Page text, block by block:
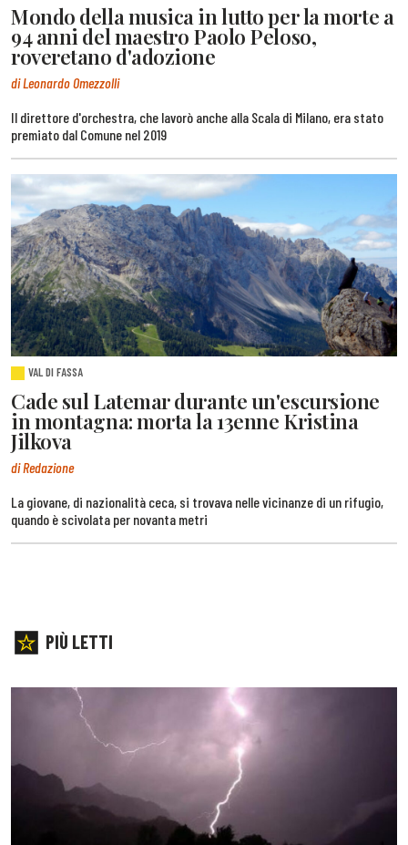
Mondo della musica in lutto per la morte a
94 anni del maestro Paolo Peloso,
roveretano d'adozione
di Leonardo Omezzolli
Il direttore d'orchestra, che lavorò anche alla Scala di Milano, era stato
premiato dal Comune nel 2019
VAL DI FASSA
Cade sul Latemar durante un'escursione
in montagna: morta la 13enne Kristina
Jilkova
di Redazione
La giovane, di nazionalità ceca, si trovava nelle vicinanze di un rifugio,
quando è scivolata per novanta metri
PIÙ LETTI